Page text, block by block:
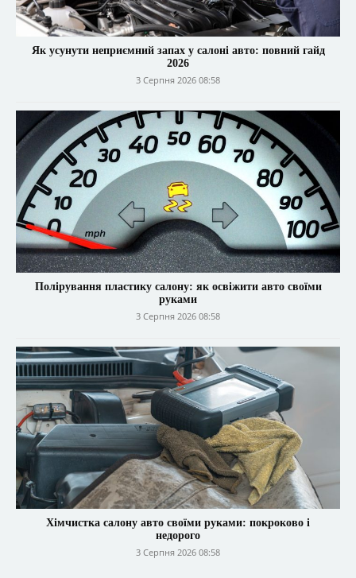
Як усунути неприємний запах у салоні авто: повний гайд
2026
3 Серпня 2026 08:58
Полірування пластику салону: як освіжити авто своїми
руками
3 Серпня 2026 08:58
Хімчистка салону авто своїми руками: покроково і
недорого
3 Серпня 2026 08:58